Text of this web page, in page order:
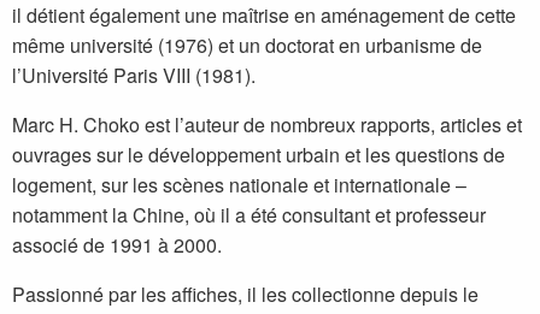
il détient également une maîtrise en aménagement de cette
même université (1976) et un doctorat en urbanisme de
l’Université Paris VIII (1981).
Marc H. Choko est l’auteur de nombreux rapports, articles et
ouvrages sur le développement urbain et les questions de
logement, sur les scènes nationale et internationale –
notamment la Chine, où il a été consultant et professeur
associé de 1991 à 2000.
Passionné par les affiches, il les collectionne depuis le